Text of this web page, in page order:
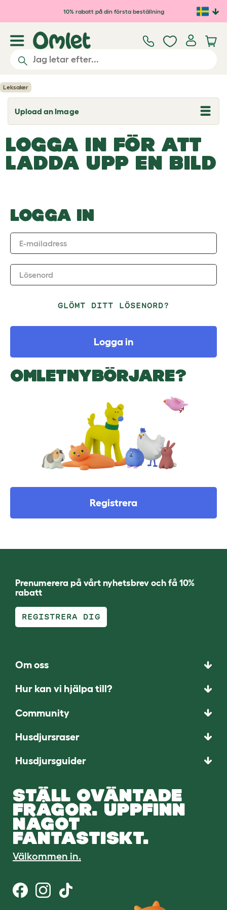
Hoppa till huvudinnehåll
10% rabatt på din första beställning
Leksaker
Upload an Image
T
o
g
l
d
r
w
n
LOGGA IN FÖR ATT
LADDA UPP EN BILD
LOGGA IN
E-mailadress
Lösenord
GLÖMT DITT LÖSENORD?
Logga in
OMLETNYBÖRJARE?
Registrera
Prenumerera på vårt nyhetsbrev och få 10%
rabatt
REGISTRERA DIG
Om oss
Hur kan vi hjälpa till?
Community
Husdjursraser
Husdjursguider
STÄLL OVÄNTADE
FRÅGOR. UPPFINN
NÅGOT
FANTASTISKT.
Välkommen in.